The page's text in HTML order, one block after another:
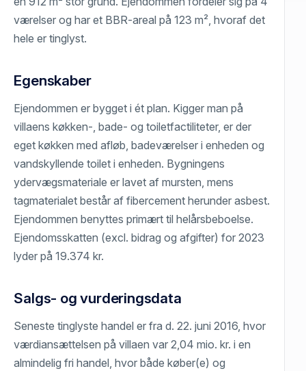
værelser og har et BBR-areal på 123 m², hvoraf det
hele er tinglyst.
Egenskaber
Ejendommen er bygget i ét plan. Kigger man på
villaens køkken-, bade- og toiletfactiliteter, er der
eget køkken med afløb, badeværelser i enheden og
vandskyllende toilet i enheden. Bygningens
ydervægsmateriale er lavet af mursten, mens
tagmaterialet består af fibercement herunder asbest.
Ejendommen benyttes primært til helårsbeboelse.
Ejendomsskatten (excl. bidrag og afgifter) for 2023
lyder på 19.374 kr.
Salgs- og vurderingsdata
Seneste tinglyste handel er fra d. 22. juni 2016, hvor
værdiansættelsen på villaen var 2,04 mio. kr. i en
almindelig fri handel, hvor både køber(e) og